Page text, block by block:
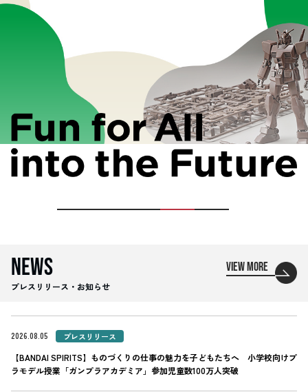
NEWS
プレスリリース・お知らせ
VIEW MORE
2026.08.05 プレスリリース
【BANDAI SPIRITS】ものづくりの仕事の魅力を子どもたちへ 小学校向けプ
ラモデル授業「ガンプラアカデミア」参加児童数100万人突破